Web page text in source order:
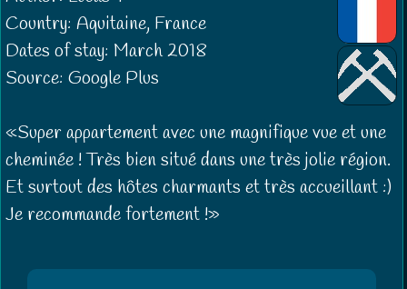
Country: Aquitaine, France
Dates of stay: March 2018
Source: Google Plus
Super appartement avec une magnifique vue et une
cheminée ! Très bien situé dans une très jolie région.
Et surtout des hôtes charmants et très accueillant :)
Je recommande fortement !